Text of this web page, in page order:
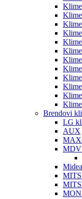
Brendovi
LG
AUX
MDV